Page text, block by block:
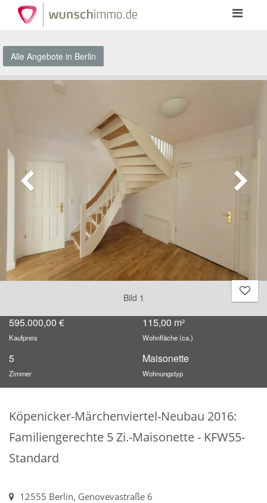
Toggle
Alle Angebote in Berlin
Bild 1
595.000,00 €
Kaufpreis
115,00 m²
Wohnfläche (ca.)
5
Zimmer
Maisonette
Wohnungstyp
Köpenicker-Märchenviertel-Neubau 2016:
Familiengerechte 5 Zi.-Maisonette - KFW55-
Standard
12555 Berlin, Genovevastraße 6